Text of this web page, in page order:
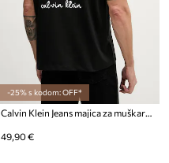
-25% s kodom: OFF*
Calvin Klein Jeans majica za muškarce od pamuka
49,90 €